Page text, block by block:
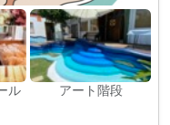
ル
アート階段